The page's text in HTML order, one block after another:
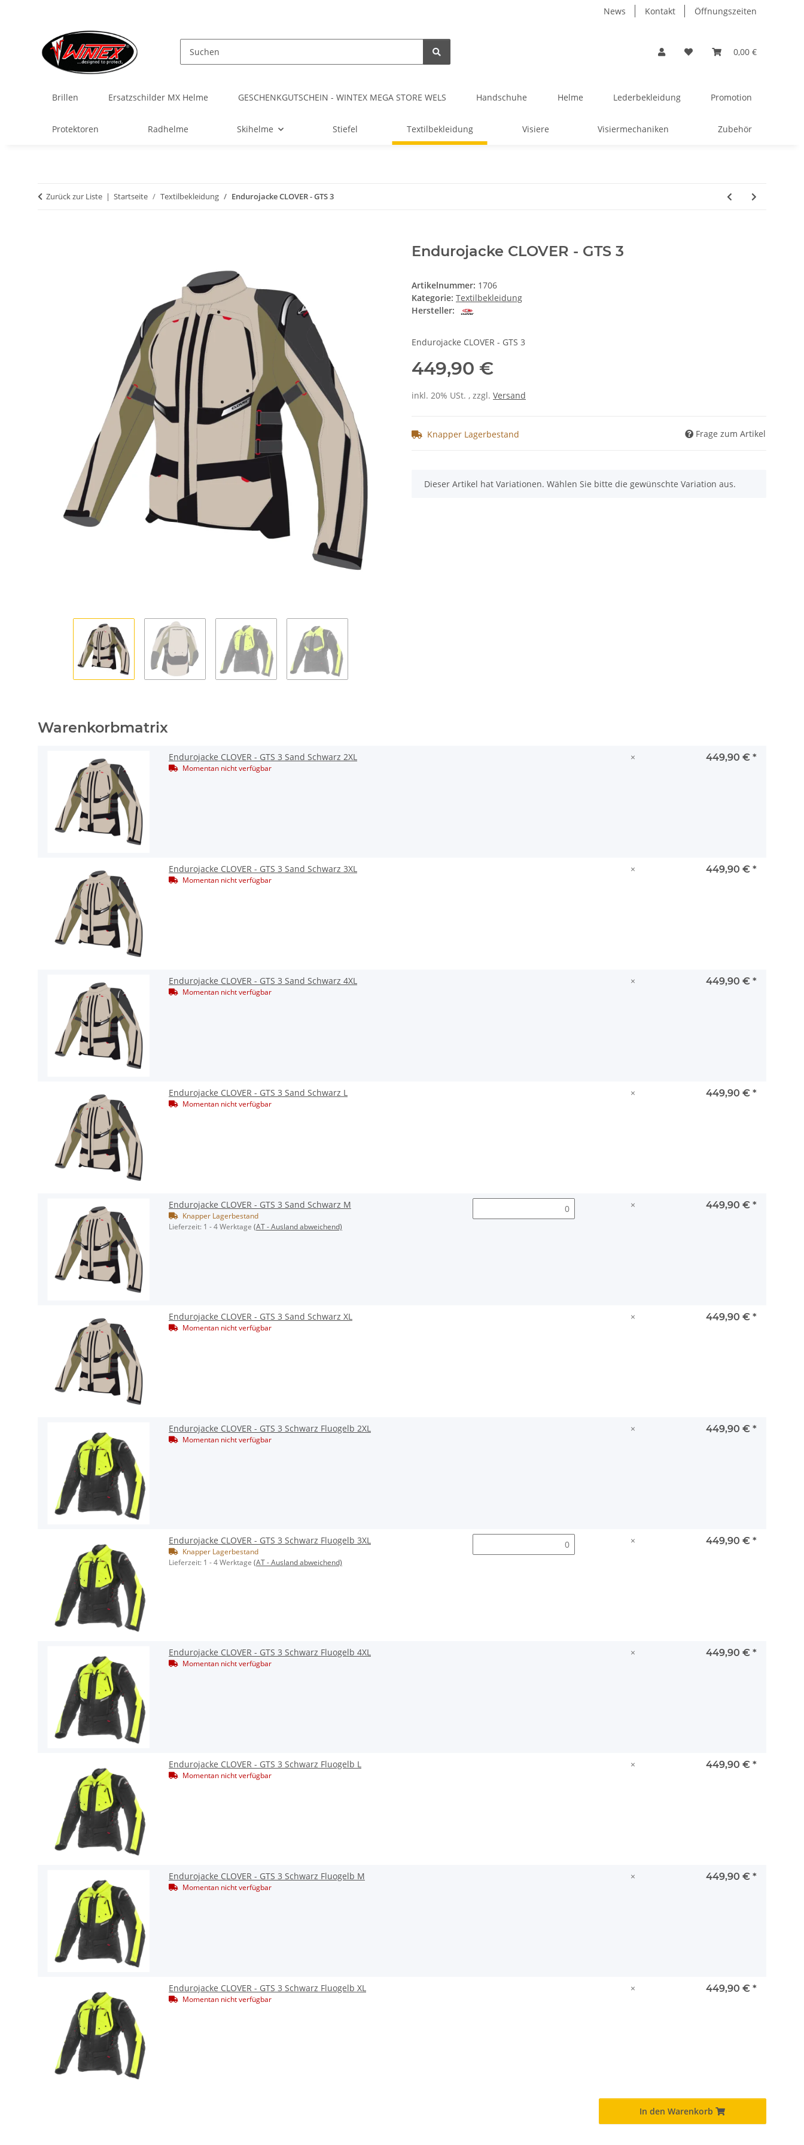
News Kontakt Öffnungszeiten
0,00 €
Brillen Ersatzschilder MX Helme GESCHENKGUTSCHEIN - WINTEX MEGA STORE WELS Handschuhe Helme Lederbekleidung Promotion
Protektoren Radhelme Skihelme Stiefel Textilbekleidung Visiere Visiermechaniken Zubehör
Zurück zur Liste Startseite Textilbekleidung Endurojacke CLOVER - GTS 3
Endurojacke CLOVER - GTS 3
Artikelnummer: 1706
Kategorie: Textilbekleidung
Hersteller:
Endurojacke CLOVER - GTS 3
449,90 €
inkl. 20% USt. , zzgl. Versand
Knapper Lagerbestand Frage zum Artikel
x
Dieser Artikel hat Variationen. Wählen Sie bitte die gewünschte Variation aus.
Warenkorbmatrix
Endurojacke CLOVER - GTS 3 Sand Schwarz 2XL
Momentan nicht verfügbar
× 449,90 € *
Endurojacke CLOVER - GTS 3 Sand Schwarz 3XL
Momentan nicht verfügbar
× 449,90 € *
Endurojacke CLOVER - GTS 3 Sand Schwarz 4XL
Momentan nicht verfügbar
× 449,90 € *
Endurojacke CLOVER - GTS 3 Sand Schwarz L
Momentan nicht verfügbar
× 449,90 € *
Endurojacke CLOVER - GTS 3 Sand Schwarz M
Knapper Lagerbestand
Lieferzeit: 1 - 4 Werktage (AT - Ausland abweichend)
× 449,90 € *
Endurojacke CLOVER - GTS 3 Sand Schwarz XL
Momentan nicht verfügbar
× 449,90 € *
Endurojacke CLOVER - GTS 3 Schwarz Fluogelb 2XL
Momentan nicht verfügbar
× 449,90 € *
Endurojacke CLOVER - GTS 3 Schwarz Fluogelb 3XL
Knapper Lagerbestand
Lieferzeit: 1 - 4 Werktage (AT - Ausland abweichend)
× 449,90 € *
Endurojacke CLOVER - GTS 3 Schwarz Fluogelb 4XL
Momentan nicht verfügbar
× 449,90 € *
Endurojacke CLOVER - GTS 3 Schwarz Fluogelb L
Momentan nicht verfügbar
× 449,90 € *
Endurojacke CLOVER - GTS 3 Schwarz Fluogelb M
Momentan nicht verfügbar
× 449,90 € *
Endurojacke CLOVER - GTS 3 Schwarz Fluogelb XL
Momentan nicht verfügbar
× 449,90 € *
In den Warenkorb